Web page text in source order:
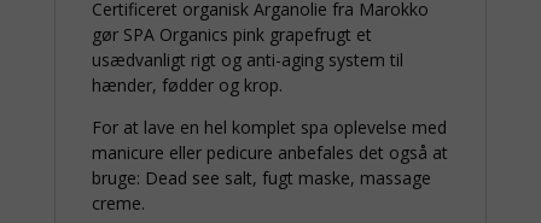
Certificeret organisk Arganolie fra Marokko
gør SPA Organics pink grapefrugt et
usædvanligt rigt og anti-aging system til
hænder, fødder og krop.
For at lave en hel komplet spa oplevelse med
manicure eller pedicure anbefales det også at
bruge: Dead see salt, fugt maske, massage
creme.